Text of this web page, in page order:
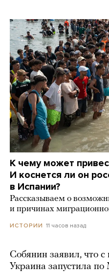
К чему может
И коснется ли он
в Испании?
Рассказываем о
и причинах
ИСТОРИИ 11 часов назад
Собянин заявил, что с
Украина запустила по